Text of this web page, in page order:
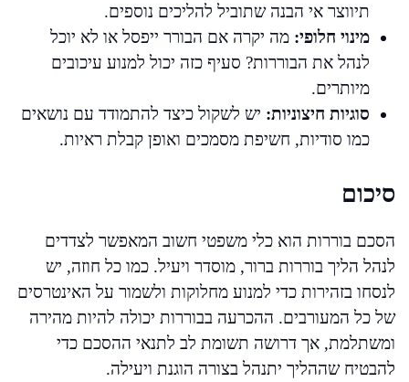
תיווצר אי הבנה שתוביל להליכים נוספים.
מינוי חלופי: מה יקרה אם הבורר ייפסל או לא יוכל
לנהל את הבוררות? סעיף כזה יכול למנוע עיכובים
מיותרים.
סוגיות חיצוניות: יש לשקול כיצד להתמודד עם נושאים
כמו סודיות, חשיפת מסמכים ואופן קבלת ראיות.
סיכום
הסכם בוררות הוא כלי משפטי חשוב המאפשר לצדדים
לנהל הליך בוררות ברור, מוסדר ויעיל. כמו כל חוזה, יש
לנסחו בזהירות כדי למנוע מחלוקות ולשמור על האינטרסים
של כל המעורבים. ההכרעה בבוררות יכולה להיות מהירה
ומשתלמת, אך דרושה תשומת לב לתנאי ההסכם כדי
להבטיח שההליך יתנהל בצורה הוגנת ויעילה.